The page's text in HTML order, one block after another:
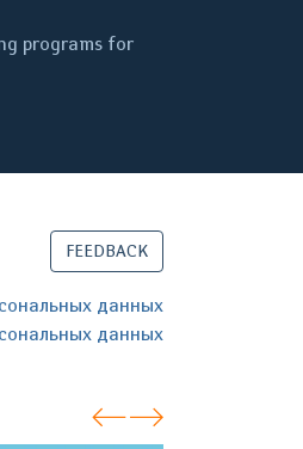
programs for
FEEDBACK
данных
данных